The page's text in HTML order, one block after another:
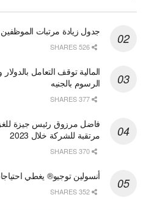
جدول زيادة مرتبات الموظفين 2021: 4200 جنيه للدرجة الأولى
المالية توقف التعامل
الرسوم بالجنيه
مرتقبة للشركة خلال 2023
أنسولين توجيو® يغطي